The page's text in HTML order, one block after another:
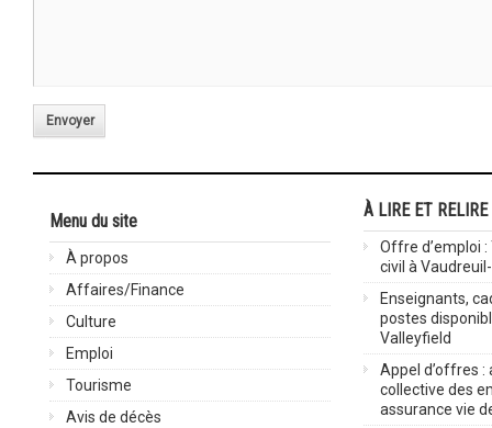
Envoyer
Menu du site
À propos
Affaires/Finance
Culture
Emploi
Tourisme
Avis de décès
À LIRE ET RELIRE
Offre d’emploi
civil à
Enseignants,
postes
Valleyfield
Appel d’offres :
collective des
assurance vie